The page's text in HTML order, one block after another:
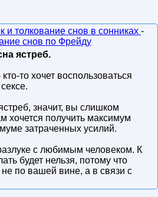
и толкование снов в сонниках -
снов по Фрейду
ястреб.
то хочет воспользоваться
значит, вы слишком
хочется получить максимум
затраченных усилий.
с любимым человеком. К
будет нельзя, потому что
не по вашей вине, а в связи с